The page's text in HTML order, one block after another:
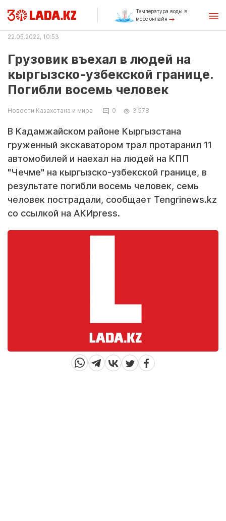
Температура воды в
море онлайн
22.05.2022, 10:53
Грузовик въехал в людей на
кыргызско-узбекской границе.
Погибли восемь человек
Новости Казахстана и мира 0 3 578
В Кадамжайском районе Кыргызстана
груженный экскаватором трал протаранил 11
автомобилей и наехал на людей на КПП
"Чечме" на кыргызско-узбекской границе, в
результате погибли восемь человек, семь
человек пострадали, сообщает Tengrinews.kz
со ссылкой на АКИpress.